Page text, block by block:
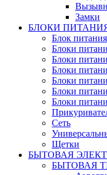
Замки
БЛОКИ
Блок
Блоки
Блоки
Блоки
Блоки
Блоки
Блоки
Сеть
Щетки
БЫТОВАЯ
БЫТОВАЯ